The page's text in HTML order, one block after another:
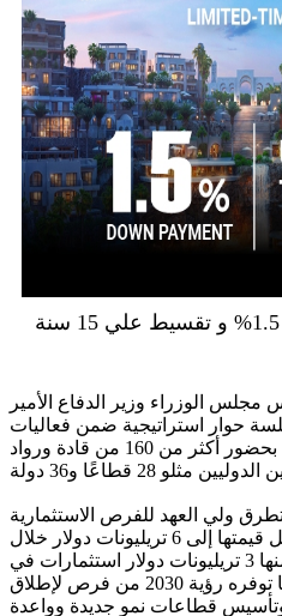
الوزراء وزير الدفاع الأمير
حوار استراتيجية ضمن فعاليات
المنتدى الاقتصادي العالمي، بحضور أكثر من 160 من قادة ورواد
ولي العهد للفرص الاستثمارية
الكبرى في المملكة والتي تصل قيمتها إلى 6 تريليونات دولار خلال
السنوات العشر القادمة، منها 3 تريليونات دولار استثمارات في
مشاريع جديدة، في إطار ما توفره رؤية 2030 من فرص لإطلاق